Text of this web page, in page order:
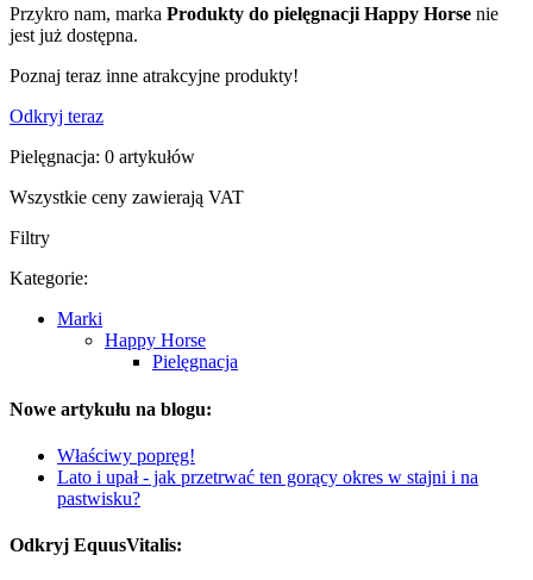
Przykro nam, marka Produkty do pielęgnacji Happy Horse nie
jest już dostępna.
Poznaj teraz inne atrakcyjne produkty!
Odkryj teraz
Pielęgnacja: 0 artykułów
Wszystkie ceny zawierają VAT
Filtry
Kategorie:
Marki
Happy Horse
Pielęgnacja
Nowe artykułu na blogu:
Właściwy popręg!
Lato i upał - jak przetrwać ten gorący okres w stajni i na
pastwisku?
Odkryj EquusVitalis: